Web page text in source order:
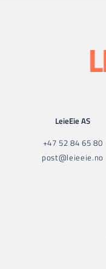
LeieEie AS
+47 52 84 65 80
post@leieeie.no